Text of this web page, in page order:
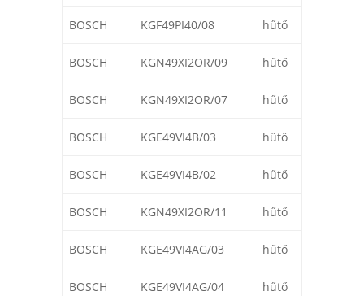
BOSCH KGF49PI40/08 hűtő
BOSCH KGN49XI2OR/09 hűtő
BOSCH KGN49XI2OR/07 hűtő
BOSCH KGE49VI4B/03 hűtő
BOSCH KGE49VI4B/02 hűtő
BOSCH KGN49XI2OR/11 hűtő
BOSCH KGE49VI4AG/03 hűtő
BOSCH KGE49VI4AG/04 hűtő